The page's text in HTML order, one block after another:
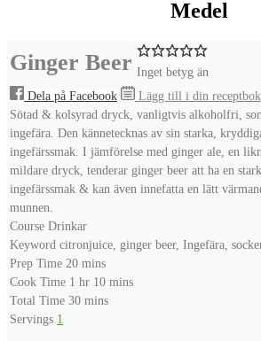
Medel
Ginger Beer Inget betyg än
Dela på Facebook
Lägg till i din receptbok
Sötad & kolsyrad dryck, vanligtvis alkoholfri,
ingefära. Den kännetecknas av sin starka,
ingefärssmak. I jämförelse med ginger ale, en
mildare dryck, tenderar ginger beer att ha en
ingefärssmak & kan även innefatta en lätt
munnen.
Course Drinkar
Keyword citronjuice, ginger beer, Ingefära,
Prep Time 20minutes
mins
Cook Time 1 hour
hr 10minutes
mins
Total Time 30minutes
mins
Servings 1